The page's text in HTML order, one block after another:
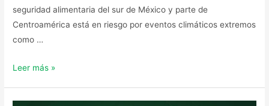
seguridad alimentaria del sur de México y parte de
Centroamérica está en riesgo por eventos climáticos extremos
como …
Leer más »